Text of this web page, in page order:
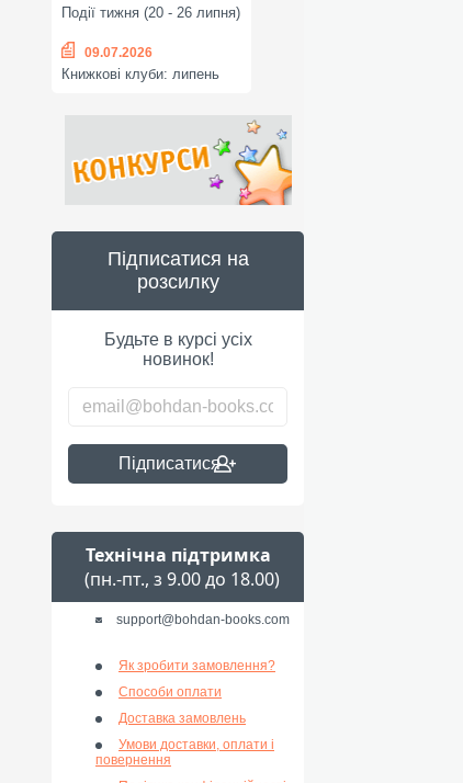
Події тижня (20 - 26 липня)
09.07.2026
Книжкові клуби: липень
Підписатися на
розсилку
Будьте в курсі усіх
новинок!
Підписатися
Технічна підтримка
(пн.-пт., з 9.00 до 18.00)
support@bohdan-books.com
Як зробити замовлення?
Способи оплати
Доставка замовлень
Умови доставки, оплати і
повернення